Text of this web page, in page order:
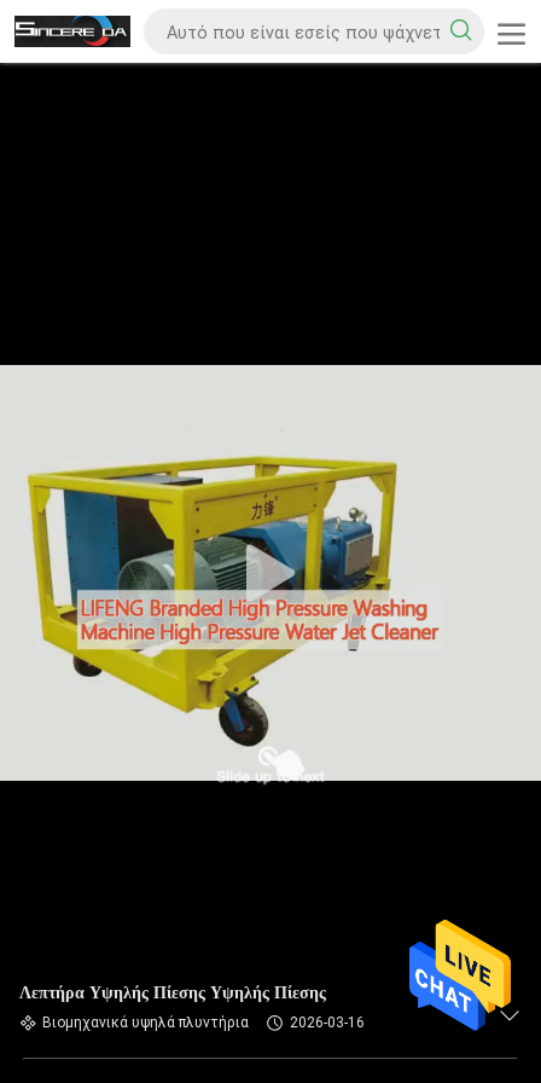
Λεπτήρα Υψηλής Πίεσης Υψηλής Πίεσης
Βιομηχανικά υψηλά πλυντήρια 2026-03-16